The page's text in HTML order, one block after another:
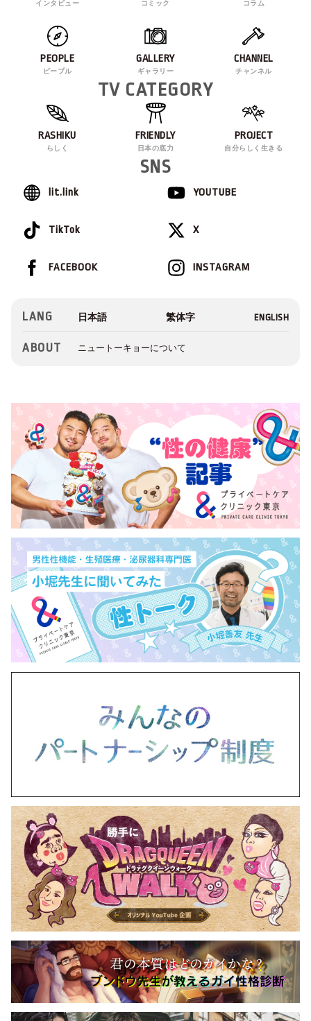
インタビュー コミック コラム
PEOPLE
ピープル
GALLERY
ギャラリー
CHANNEL
チャンネル
TV CATEGORY
RASHIKU
らしく
FRIENDLY
日本の底力
PROJECT
自分らしく生きる
SNS
lit.link YOUTUBE
TikTok X
INSTAGRAM
FACEBOOK
LANG
ABOUT ニュートーキョーについて